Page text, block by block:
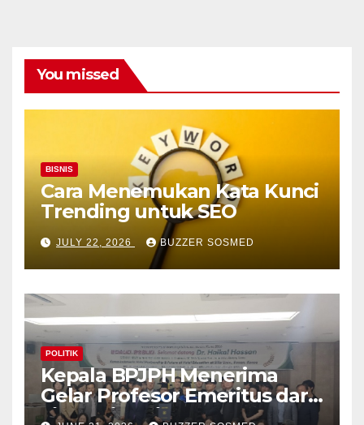
You missed
BISNIS
Cara Menemukan Kata Kunci
Trending untuk SEO
JULY 22, 2026 BUZZER SOSMED
POLITIK
Kepala BPJPH Menerima
Gelar Profesor Emeritus dari
Silla University, Busan Korsel